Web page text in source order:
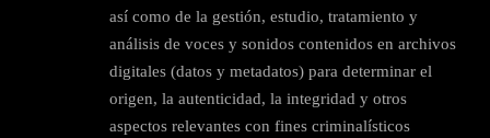
así como de la gestión, estudio, tratamiento y
análisis de voces y sonidos contenidos en archivos
digitales (datos y metadatos) para determinar el
origen, la autenticidad, la integridad y otros
aspectos relevantes con fines criminalísticos